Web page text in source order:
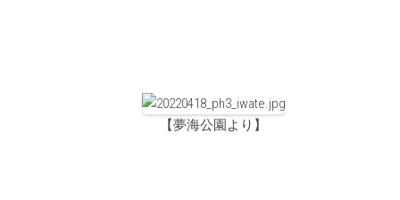
【夢海公園より】